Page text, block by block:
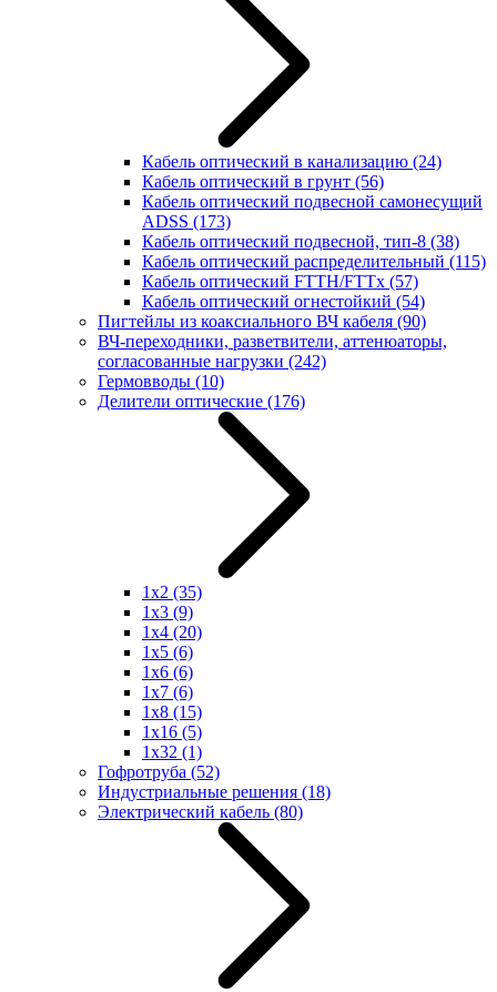
Кабель оптический в канализацию (24)
Кабель оптический в грунт (56)
Кабель оптический подвесной самонесущий
ADSS (173)
Кабель оптический подвесной, тип-8 (38)
Кабель оптический распределительный (115)
Кабель оптический FTTH/FTTx (57)
Кабель оптический огнестойкий (54)
Пигтейлы из коаксиального ВЧ кабеля (90)
ВЧ-переходники, разветвители, аттенюаторы,
согласованные нагрузки (242)
Гермовводы (10)
Делители оптические (176)
1x2 (35)
1x3 (9)
1x4 (20)
1x5 (6)
1x6 (6)
1x7 (6)
1x8 (15)
1x16 (5)
1x32 (1)
Гофротруба (52)
Индустриальные решения (18)
Электрический кабель (80)